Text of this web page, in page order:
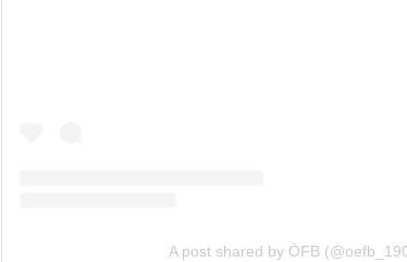
A post shared by ÖFB